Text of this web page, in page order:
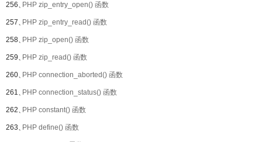
256、PHP zip_entry_open() 函数
257、PHP zip_entry_read() 函数
258、PHP zip_open() 函数
259、PHP zip_read() 函数
260、PHP connection_aborted() 函数
261、PHP connection_status() 函数
262、PHP constant() 函数
263、PHP define() 函数